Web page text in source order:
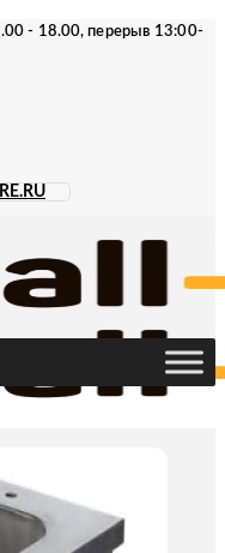
- 18.00, перерыв 13:00-